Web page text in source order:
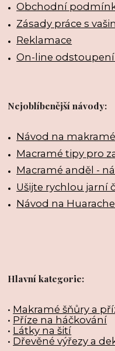
Obchodní
Zásady práce s
Reklamace
On-line
Nejoblíbenější návody:
Návod na
Macramé tipy pro
Macramé anděl -
Ušijte rychlou jarní
Návod na
Hlavní kategorie:
• Makramé šňůry a
• Příze na háčkování
• Látky na šití
• Dřevěné výřezy a